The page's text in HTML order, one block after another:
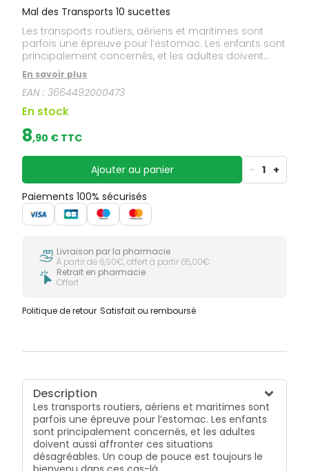
Mal des Transports 10 sucettes
Les transports routiers, aériens et maritimes sont
parfois une épreuve pour l’estomac. Les enfants sont
principalement concernés, et les adultes doivent
aussi affronter ces situations désagréables. Un coup
de pouce est toujours le bienvenu dans ces cas-là.
En savoir plus
EAN :3664492000473
En stock
8,90 € TTC
Ajouter au panier - 1 +
Paiements 100% sécurisés
Livraison par la pharmacie
À partir de 6,90€, offert à partir 65,00€
Retrait en pharmacie
Offert
Politique de retour Satisfait ou remboursé
Description
Les transports routiers, aériens et maritimes sont
parfois une épreuve pour l’estomac. Les enfants
sont principalement concernés, et les adultes
doivent aussi affronter ces situations
désagréables. Un coup de pouce est toujours le